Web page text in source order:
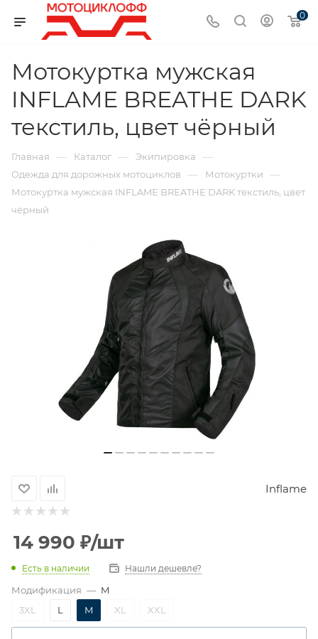
0
Мотокуртка мужская
INFLAME BREATHE DARK
текстиль, цвет чёрный
Главная — Каталог — Экипировка —
Одежда для дорожных мотоциклов — Мотокуртки —
Мотокуртка мужская INFLAME BREATHE DARK текстиль, цвет
чёрный
Inflame
14 990 ₽/шт
Есть в наличии Нашли дешевле?
Модификация — M
3XL
L M XL XXL